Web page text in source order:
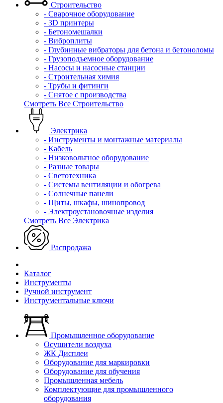
Строительство
- Сварочное оборудование
- 3D принтеры
- Бетономешалки
- Виброплиты
- Глубинные вибраторы для бетона и бетоноломы
- Грузоподъемное оборудование
- Насосы и насосные станции
- Строительная химия
- Трубы и фитинги
- Снятое с производства
Смотреть Все Строительство
Электрика
- Инструменты и монтажные материалы
- Кабель
- Низковольтное оборудование
- Разные товары
- Светотехника
- Системы вентиляции и обогрева
- Солнечные панели
- Щиты, шкафы, шинопровод
- Электроустановочные изделия
Смотреть Все Электрика
Распродажа
Каталог
Инструменты
Ручной инструмент
Инструментальные ключи
Промышленное оборудование
Осушители воздуха
ЖК Дисплеи
Оборудование для маркировки
Оборудование для обучения
Промышленная мебель
Комплектующие для промышленного
оборудования